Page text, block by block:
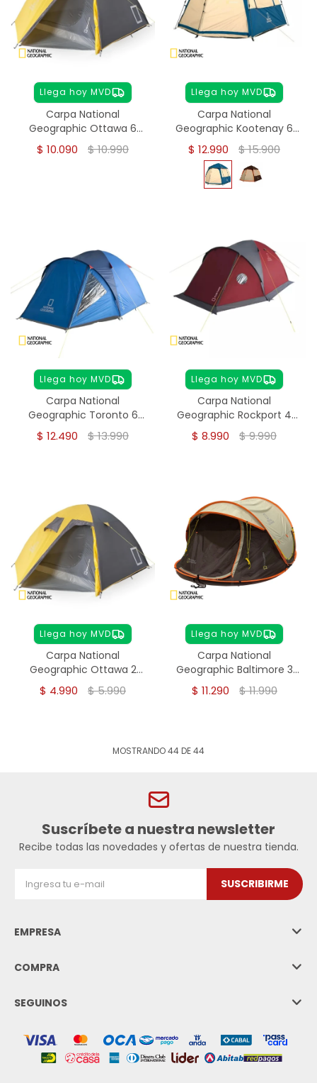
Llega hoy MVD
Carpa National
Geographic Ottawa 6
personas
$ 10.090 $10.990
Llega hoy MVD
Carpa National
Geographic Kootenay 6
Personas - Azul
$ 12.990 $15.900
Llega hoy MVD
Carpa National
Geographic Toronto 6
personas
$ 12.490 $13.990
Llega hoy MVD
Carpa National
Geographic Rockport 4
Personas
$ 8.990 $9.990
Llega hoy MVD
Carpa National
Geographic Ottawa 2
personas
$ 4.990 $5.990
Llega hoy MVD
Carpa National
Geographic Baltimore 3
Personas – Instantánea
$ 11.290 $11.990
MOSTRANDO44DE44
Suscríbete a nuestra newsletter
Recibe todas las novedades y ofertas de nuestra tienda.
SUSCRIBIRME
EMPRESA
COMPRA
SEGUINOS